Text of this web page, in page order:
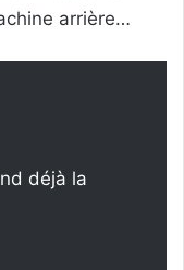
arrière…
déjà la